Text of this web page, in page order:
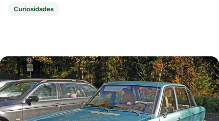
Curiosidades